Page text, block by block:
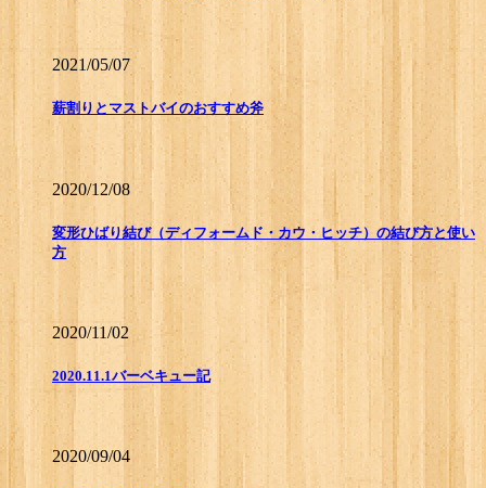
2021/05/07
薪割りとマストバイのおすすめ斧
2020/12/08
変形ひばり結び（ディフォームド・カウ・ヒッチ）の結び方と使い
方
2020/11/02
2020.11.1バーベキュー記
2020/09/04